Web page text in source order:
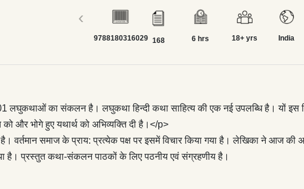
अमानुषिकता पर अपनी मनोव्यथा व्यक्त की है, राजनीतिक विसंगतियों
किया है तो दीनों—दुर्बलों के प्रति करुणा को स्वर दिया है। प्रस्तुत
लिए पठनीय एवं संग्रहणीय है।
‹
9788180316029 168 6 hrs 18+ yrs India
का संकलन है। लघुकथा हिन्दी कथा साहित्य की एक नई उपलब्धि है। यों इस
और भोगे हुए यथार्थ को अभिव्यक्ति दी है।</p>
समाज के प्राय: प्रत्येक पक्ष पर इसमें विचार किया गया है। लेखिका ने आज की
है। प्रस्तुत कथा-संकलन पाठकों के लिए पठनीय एवं संग्रहणीय है।